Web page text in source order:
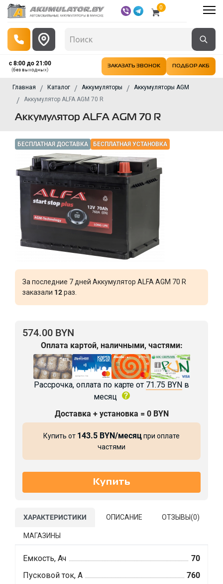
0
с 8:00 до 21:00
(без выходных)
ЗАКАЗАТЬ ЗВОНОК ПОДБОР АКБ
Главная Каталог Аккумуляторы
Аккумуляторы AGM
Аккумулятор ALFA AGM 70 R
Аккумулятор ALFA AGM 70 R
БЕСПЛАТНАЯ ДОСТАВКА БЕСПЛАТНАЯ УСТАНОВКА
За последние 7 дней Аккумулятор ALFA AGM 70 R
заказали 12раз.
574.00 BYN
Оплата картой, наличными, частями:
Рассрочка, оплата по карте от 71.75 BYN в
месяц
Доставка + установка = 0 BYN
Купить от 143.5 BYN/месяцпри оплате
частями
ХАРАКТЕРИСТИКИ ОПИСАНИЕ ОТЗЫВЫ(0)
МАГАЗИНЫ
Емкость, Ач
70
Пусковой ток, А
760